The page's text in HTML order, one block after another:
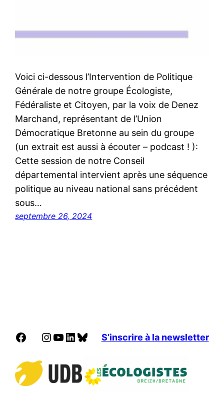
Voici ci-dessous l’Intervention de Politique
Générale de notre groupe Écologiste,
Fédéraliste et Citoyen, par la voix de Denez
Marchand, représentant de l’Union
Démocratique Bretonne au sein du groupe
(un extrait est aussi à écouter – podcast ! ):
Cette session de notre Conseil
départemental intervient après une séquence
politique au niveau national sans précédent
sous…
septembre 26, 2024
Facebook
Instagram
YouTube
LinkedIn
BlueskyS’inscrire à la newsletter